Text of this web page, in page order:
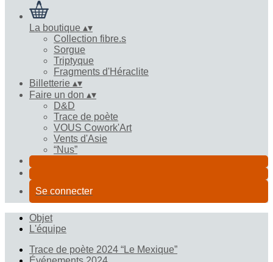
La boutique ▴▾
Collection fibre.s
Sorgue
Triptyque
Fragments d'Héraclite
Billetterie ▴▾
Faire un don ▴▾
D&D
Trace de poète
VOUS Cowork'Art
Vents d'Asie
“Nus”
Se connecter
Objet
L'équipe
Trace de poète 2024 “Le Mexique”